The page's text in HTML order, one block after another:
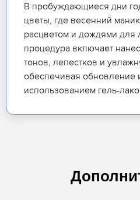
В пробуждающиеся дни
цветы, где весенний
расцветом и дождями для
процедура включает
тонов, лепестков и
обеспечивая обновление
использованием гель-